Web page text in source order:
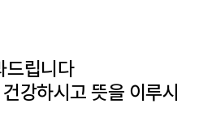
립니다
강하시고 뜻을 이루시